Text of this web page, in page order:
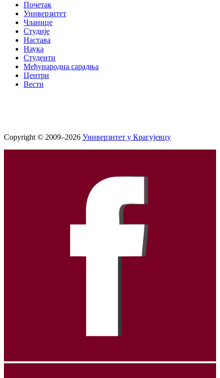
Почетак
Универзитет
Чланице
Студије
Настава
Наука
Студенти
Међународна сарадња
Центри
Вести
Copyright © 2009–2026 Универзитет у Крагујевцу